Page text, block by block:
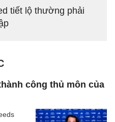
tiết lộ thường phải
công thủ môn của